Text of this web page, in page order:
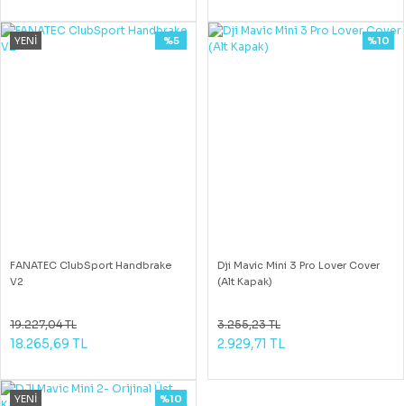
YENİ
FANATEC ClubSport Handbrake
V2
%5
19.227,04 TL
18.265,69 TL
Dji Mavic Mini 3 Pro Lover Cover
(Alt Kapak)
%10
3.255,23 TL
2.929,71 TL
YENİ %10